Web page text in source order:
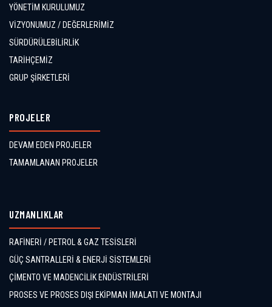
YÖNETİM KURULUMUZ
VİZYONUMUZ / DEĞERLERİMİZ
SÜRDÜRÜLEBİLİRLİK
TARİHÇEMİZ
GRUP ŞİRKETLERİ
PROJELER
DEVAM EDEN PROJELER
TAMAMLANAN PROJELER
UZMANLIKLAR
RAFİNERİ / PETROL & GAZ TESİSLERİ
GÜÇ SANTRALLERİ & ENERJİ SİSTEMLERİ
ÇİMENTO VE MADENCİLİK ENDÜSTRİLERİ
PROSES VE PROSES DIŞI EKİPMAN İMALATI VE MONTAJI